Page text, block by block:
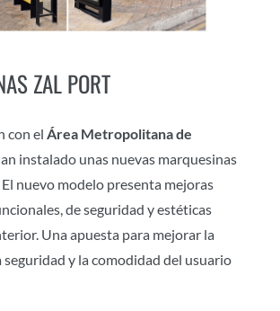
ZAL PORT
con el Área Metropolitana de
instalado unas nuevas marquesinas
El nuevo modelo presenta mejoras
de seguridad y estéticas
Una apuesta para mejorar la
seguridad y la comodidad del usuario